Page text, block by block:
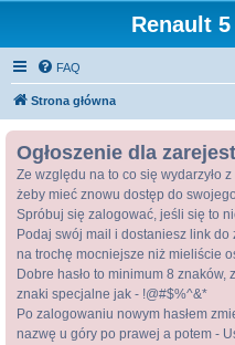
Renault
FAQ
Strona główna
Ogłoszenie dla
Ze względu na to co się wydarzyło
żeby mieć znowu dostęp do
Spróbuj się zalogować, jeśli się to
Podaj swój mail i dostaniesz link do
na trochę mocniejsze niż mieliście
Dobre hasło to minimum 8 znaków,
znaki specjalne jak - !@#$%^&*
Po zalogowaniu nowym hasłem
nazwę u góry po prawej a potem -